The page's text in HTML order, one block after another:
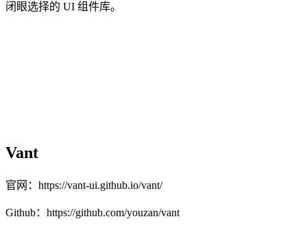
闭眼选择的 UI 组件库。
Vant
官网：https://vant-ui.github.io/vant/
Github：https://github.com/youzan/vant